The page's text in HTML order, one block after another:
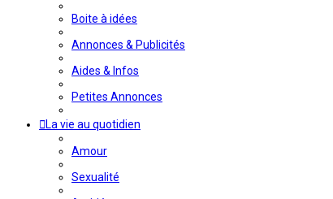
Boite à idées
Annonces & Publicités
Aides & Infos
Petites Annonces
La vie au quotidien
Amour
Sexualité